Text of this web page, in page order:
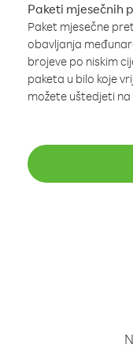
Paketi mjesečnih
Paket mjesečne
obavljanja
brojeve po niskim
paketa u bilo koje
možete uštedjeti